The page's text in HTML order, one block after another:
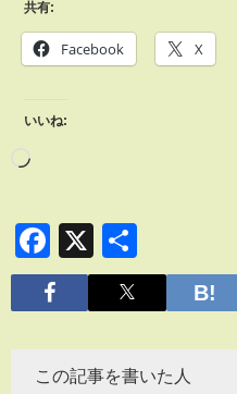
共有:
Facebook X
いいね:
Facebook
X
有
この記事を書いた人